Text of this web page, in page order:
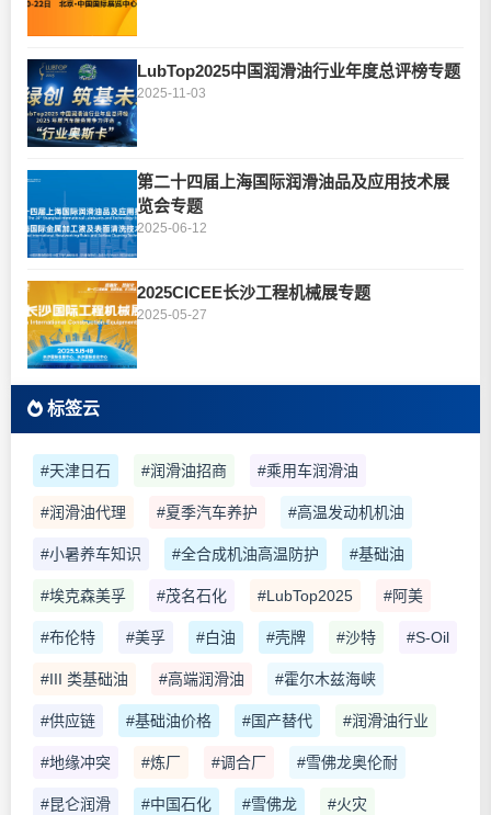
LubTop2025中国润滑油行业年度总评榜专题
2025-11-03
第二十四届上海国际润滑油品及应用技术展
览会专题
2025-06-12
2025CICEE长沙工程机械展专题
2025-05-27
标签云
#天津日石 #润滑油招商 #乘用车润滑油
#润滑油代理 #夏季汽车养护 #高温发动机机油
#小暑养车知识 #全合成机油高温防护 #基础油
#埃克森美孚 #茂名石化 #LubTop2025 #阿美
#布伦特 #美孚 #白油 #壳牌 #沙特 #S-Oil
#III 类基础油 #高端润滑油 #霍尔木兹海峡
#供应链 #基础油价格 #国产替代 #润滑油行业
#地缘冲突 #炼厂 #调合厂 #雪佛龙奥伦耐
#昆仑润滑 #中国石化 #雪佛龙 #火灾